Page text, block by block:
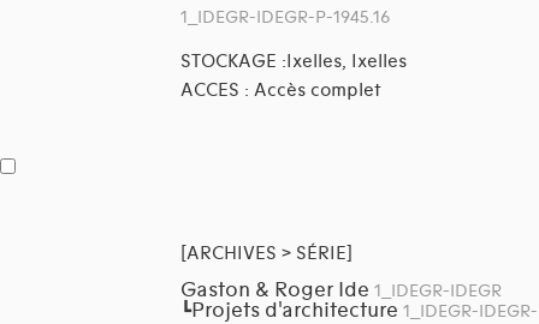
1_IDEGR-IDEGR-P-1945.16
STOCKAGE :Ixelles, Ixelles
ACCES : Accès complet
[ARCHIVES > SÉRIE]
Gaston & Roger Ide 1_IDEGR-IDEGR
┗Projets d'architecture 1_IDEGR-IDEGR-